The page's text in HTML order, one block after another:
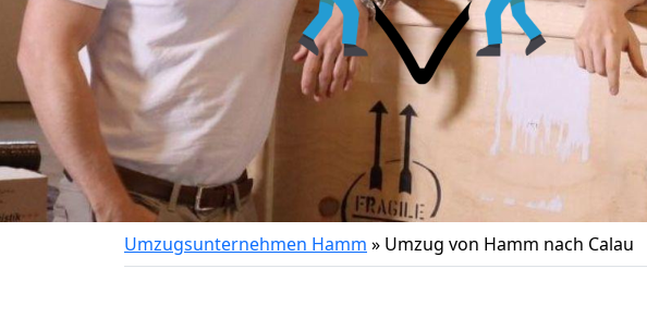
Umzugsunternehmen Hamm » Umzug von Hamm nach Calau